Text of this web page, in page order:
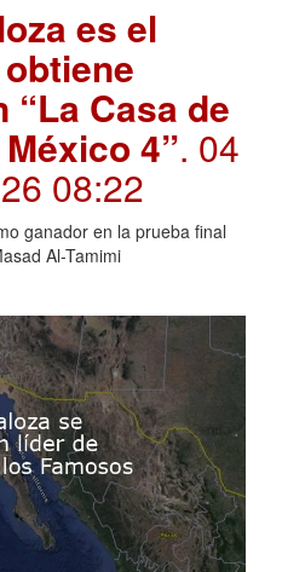
es el
“La Casa de
4”. 04
08:22
ganador en la prueba final
Al-Tamimi